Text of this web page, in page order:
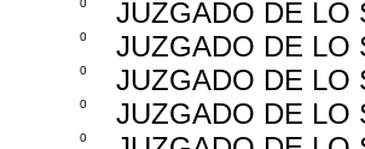
0 JUZGADO DE LO
0 JUZGADO DE LO
0 JUZGADO DE LO
0 JUZGADO DE LO
0